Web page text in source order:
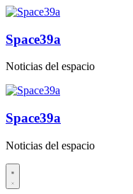
Saltar
contenido
Space39a
Noticias del espacio
Space39a
Noticias del espacio